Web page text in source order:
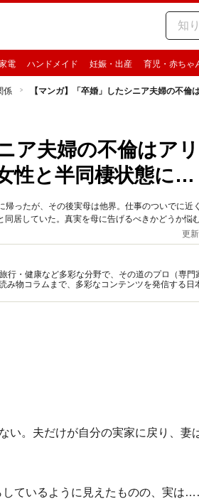
電 ハンドメイド 妊娠・出産 育児・赤ちゃ
係 【マンガ】「卒婚」したシニア夫婦の不
ア夫婦の不倫はア
性と半同棲状態に…
帰ったが、その後実母は他界。仕事のついでに近
居していた。真実を母に告げるべきかどうか悩む
更
行・健康など多彩な分野で、その道のプロ（専門
み物コラムまで、多彩なコンテンツを発信する日
い。夫だけが自分の実家に戻り、妻
ているように見えたものの、実は